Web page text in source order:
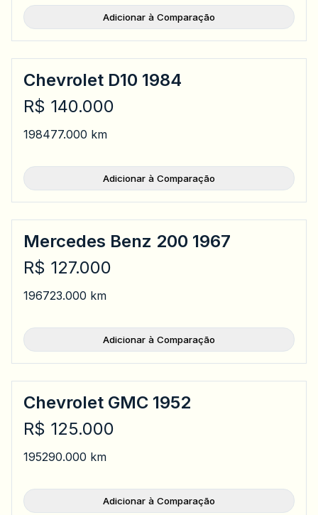
Adicionar à Comparação
Chevrolet D10 1984
R$ 140.000
198477.000 km
Adicionar à Comparação
Mercedes Benz 200 1967
R$ 127.000
196723.000 km
Adicionar à Comparação
Chevrolet GMC 1952
R$ 125.000
195290.000 km
Adicionar à Comparação